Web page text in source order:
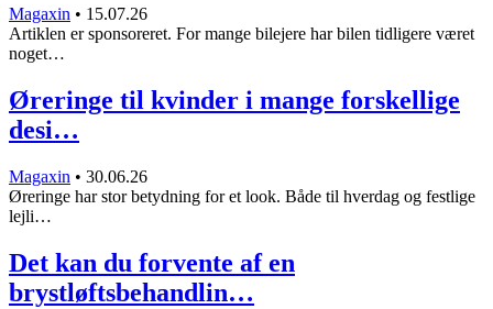
Magaxin • 15.07.26
Artiklen er sponsoreret. For mange bilejere har bilen tidligere været
noget…
Øreringe til kvinder i mange forskellige
desi…
Magaxin • 30.06.26
Øreringe har stor betydning for et look. Både til hverdag og festlige
lejli…
Det kan du forvente af en
brystløftsbehandlin…